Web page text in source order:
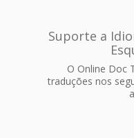
Suporte a
O Online Doc
traduções nos